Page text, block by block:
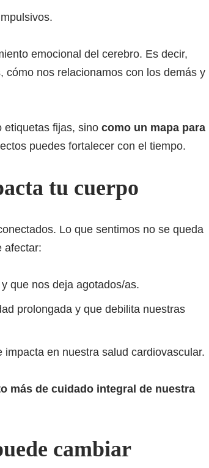
emocional del cerebro. Es decir,
nos relacionamos con los demás y
etiquetas fijas, sino como un mapa para
puedes fortalecer con el tiempo.
tu cuerpo
Lo que sentimos no se queda
afectar:
que nos deja agotados/as.
prolongada y que debilita nuestras
impacta en nuestra salud cardiovascular.
más de cuidado integral de nuestra
cambiar